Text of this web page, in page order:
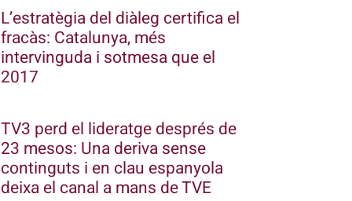
L’estratègia del diàleg certifica el
fracàs: Catalunya, més
intervinguda i sotmesa que el
2017
TV3 perd el lideratge després de
23 mesos: Una deriva sense
continguts i en clau espanyola
deixa el canal a mans de TVE